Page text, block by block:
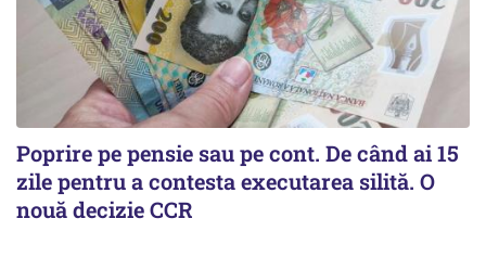
Poprire pe pensie sau pe cont. De când ai 15
zile pentru a contesta executarea silită. O
nouă decizie CCR